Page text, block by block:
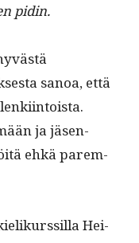
pidin.
sanoa, että
ja jäsen­
ehkä parem­
Hei­